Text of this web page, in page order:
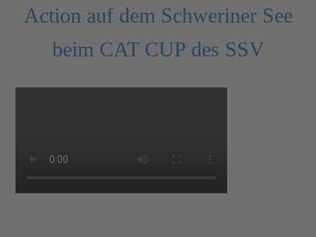
Action auf dem Schweriner See
beim CAT CUP des SSV